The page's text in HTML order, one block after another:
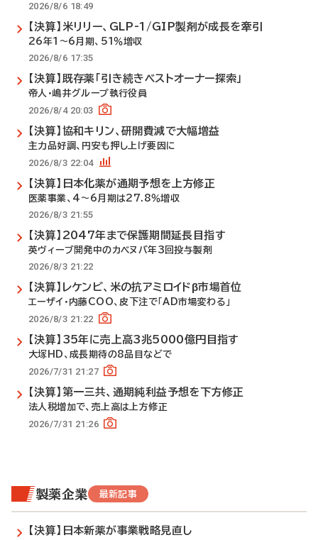
2026/8/6 18:49
【決算】米リリー、GLP-1/GIP製剤が成長を牽引
26年1～6月期、51％増収
2026/8/6 17:35
【決算】既存薬「引き続きベストオーナー探索」
帝人・嶋井グループ執行役員
2026/8/4 20:03
【決算】協和キリン、研開費減で大幅増益
主力品好調、円安も押し上げ要因に
2026/8/3 22:04
【決算】日本化薬が通期予想を上方修正
医薬事業、4～6月期は27.8％増収
2026/8/3 21:55
【決算】2047年まで保護期間延長目指す
英ヴィーブ開発中のカベヌバ年3回投与製剤
2026/8/3 21:22
【決算】レケンビ、米の抗アミロイドβ市場首位
エーザイ・内藤COO、皮下注で「AD市場変わる」
2026/8/3 21:22
【決算】35年に売上高3兆5000億円目指す
大塚HD、成長期待の8品目などで
2026/7/31 21:27
【決算】第一三共、通期純利益予想を下方修正
法人税増加で、売上高は上方修正
2026/7/31 21:26
製薬企業 最新記事
【決算】日本新薬が事業戦略見直し